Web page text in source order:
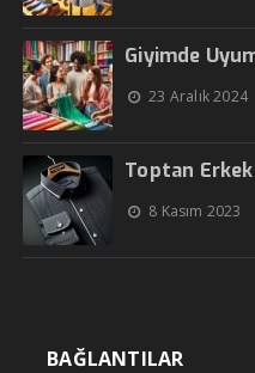
Giyimde
23 Aralık 2024
Toptan
8 Kasım 2023
BAĞLANTILAR